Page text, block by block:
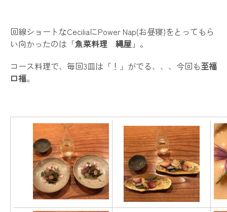
回線ショートなCeciliaにPower Nap(お昼寝)をとってもら
い向かったのは「魚菜料理 縄屋 」。
コース料理で、毎回3皿は「！」がでる、、、今回も至福
口福。